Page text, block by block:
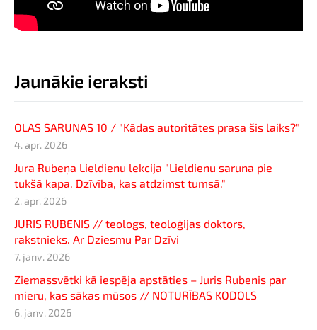
Jaunākie ieraksti
OLAS SARUNAS 10 / "Kādas autoritātes prasa šis laiks?"
4. apr. 2026
Jura Rubeņa Lieldienu lekcija "Lieldienu saruna pie
tukšā kapa. Dzīvība, kas atdzimst tumsā."
2. apr. 2026
JURIS RUBENIS // teologs, teoloģijas doktors,
rakstnieks. Ar Dziesmu Par Dzīvi
7. janv. 2026
Ziemassvētki kā iespēja apstāties – Juris Rubenis par
mieru, kas sākas mūsos // NOTURĪBAS KODOLS
6. janv. 2026